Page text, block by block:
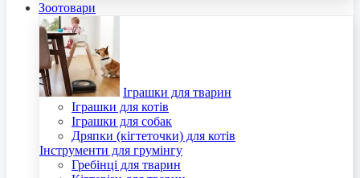
Зоотовари
Іграшки для тварин
Іграшки для котів
Іграшки для собак
Дряпки (кігтеточки) для котів
Інструменти для грумінгу
Гребінці для тварин